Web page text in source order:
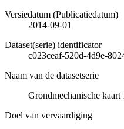
Versiedatum (Publicatiedatum)
2014-09-01
Dataset(serie) identificator
c023ceaf-520d-4d9e-
Naam van de datasetserie
Grondmechanische
Doel van vervaardiging